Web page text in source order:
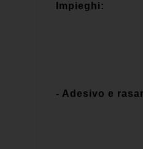
Impieghi:
- Adesivo e